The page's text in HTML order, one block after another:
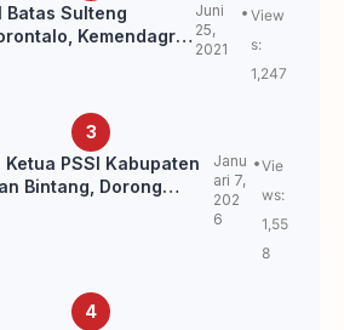
Batas Sulteng
Kemendagri:
Juni
25,
2021
View
s:
1,247
Ketua PSSI Kabupaten
Bintang, Dorong
Janu
ari 7,
202
6
Vie
ws:
1,55
8